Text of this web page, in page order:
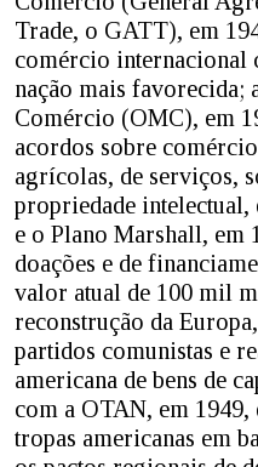
Trade, o GATT), em
comércio internacional
nação mais favorecida;
Comércio (OMC), em
acordos sobre
agrícolas, de serviços,
propriedade intelectual,
e o Plano Marshall, em
doações e de
valor atual de 100 mil
reconstrução da
partidos comunistas e
americana de bens de
com a OTAN, em 1949,
tropas americanas em